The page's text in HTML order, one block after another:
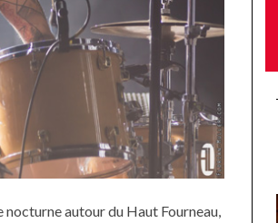
nocturne autour du Haut Fourneau,